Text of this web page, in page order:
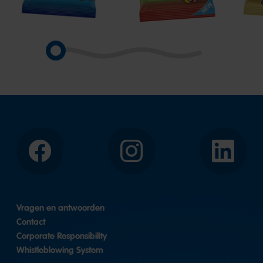
Facebook Instagram LinkedIn
Vragen en antwoorden
Contact
Corporate Responsibility
Whistleblowing System